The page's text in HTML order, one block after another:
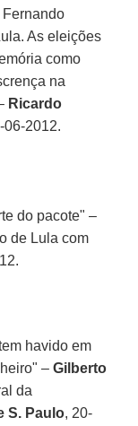
Fernando
As eleições
como
na
Ricardo
06-2012.
do pacote" –
de Lula com
havido em
–Gilberto
da
S. Paulo, 20-